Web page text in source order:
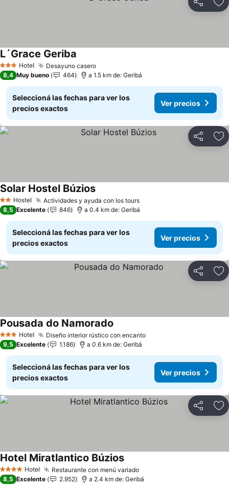
Compartir
3 Estrellas
Hotel Desayuno caseroVer precios
L´Grace Geriba
8,4 Muy bueno 464 a 1.5 km de: Geribá
Seleccioná las fechas para ver los
precios exactos
Ver precios
Compartir
2 Estrellas
Hostel Actividades y ayuda con los toursVer precios
Solar Hostel BúziosVer precios
8,5 Excelente 846 a 0.4 km de: Geribá
Seleccioná las fechas para ver los
precios exactos
Ver precios
Compartir
3 Estrellas
Hotel Diseño interior rústico con encantoVer precios
Pousada do Namorado
9,5 Excelente 1.186 a 0.6 km de: Geribá
Seleccioná las fechas para ver los
precios exactos
Ver precios
Compartir
4 EstrellasHotel Restaurante con menú variadoVer precios
Hotel Miratlantico BúziosVer precios
8,5 Excelente 2.952 a 2.4 km de: Geribá